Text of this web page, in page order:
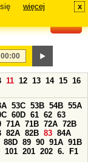
więcej x
11 12 13 14 15 16
53C 53B 54B 55A
60D 61 62 63
71A 71B 72A 72B
82A 82B 83 84A
88D 89 90 91A 91B
101 201 202 6.
F1